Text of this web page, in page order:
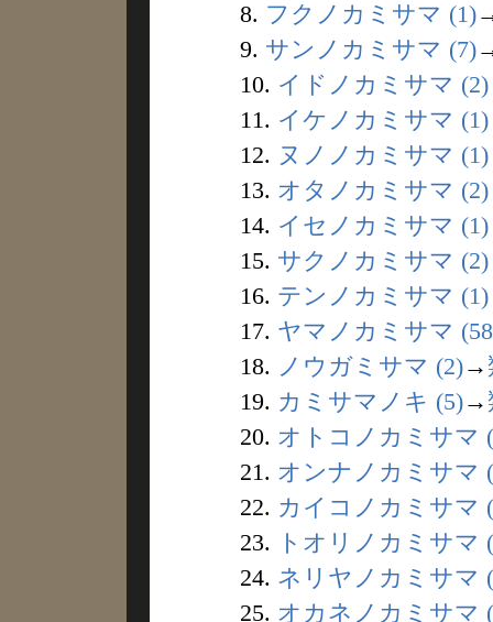
8. フクノカミサマ (1)
9. サンノカミサマ (7)
10. イドノカミサマ (2)
11. イケノカミサマ (1)
12. ヌノノカミサマ (1)
13. オタノカミサマ (2)
14. イセノカミサマ (1)
15. サクノカミサマ (2)
16. テンノカミサマ (1)
17. ヤマノカミサマ
18. ノウガミサマ (2)→
19. カミサマノキ (5)→
20. オトコノカミサマ
21. オンナノカミサマ
22. カイコノカミサマ
23.
トオリノカミサマ
24. ネリヤノカミサマ
25. オカネノカミサマ